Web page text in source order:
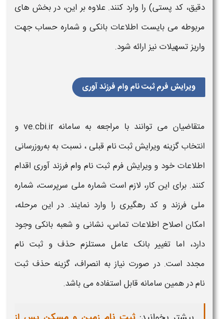
دقیق، کد پستی) را وارد کنند. علاوه بر این، در بخش های
مربوطه می بایست اطلاعات بانکی و شماره حساب جهت
واریز تسهیلات نیز ارائه شود.
ویرایش فرم ثبت نام وام فرزند آوری
متقاضیان می‌ توانند با مراجعه به سامانه ve.cbi.irو
انتخاب گزینه ویرایشثبت‌ نام قبلی ، نسبت به به‌روزرسانی
اطلاعات خود و ویرایش فرم ثبت نام وام فرزند آوری اقدام
کنند. برای این کار، لازم است شماره ملی سرپرست، شماره
ملی فرزندو کد رهگیری را وارد نمایند. در این مرحله،
امکان اصلاح اطلاعات تماس، نشانی و شعبه بانکی وجود
دارد، اما تغییر بانک عامل مستلزم حذف وثبت‌ نام
مجدد است. در صورت نیاز به انصراف، گزینه حذف ثبت‌
نامدر همین سامانه قابل استفاده می‌ باشد.